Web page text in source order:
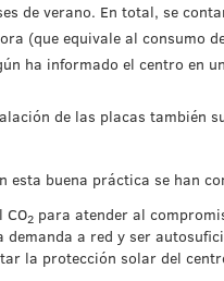
de verano. En total, se
(que equivale al consumo
ha informado el centro en
de las placas también
esta buena práctica se han
CO2para atender al
demanda a red y ser
la protección solar del